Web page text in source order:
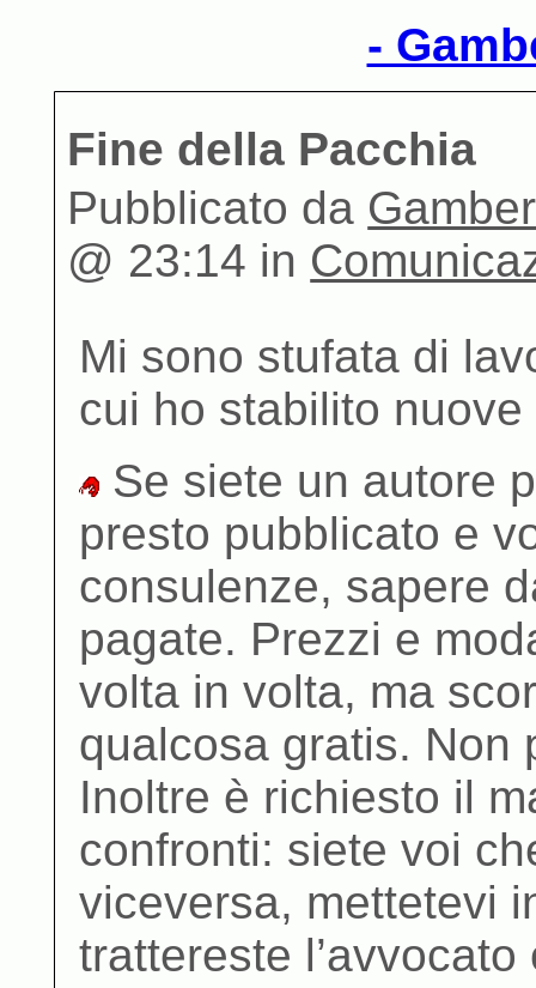
-
Fine della Pacchia
Pubblicato da
@ 23:14 in
Mi sono stufata di
cui ho stabilito nuove
Se siete un autore
presto pubblicato e
consulenze, sapere
pagate. Prezzi e
volta in volta, ma
qualcosa gratis. Non
Inoltre è richiesto il
confronti: siete voi
viceversa, mettetevi
trattereste